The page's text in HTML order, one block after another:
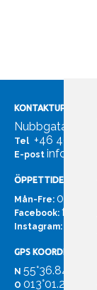
KONTAKTUPPGIFTER
Nubbgatan 7,
Tel +46
E-post
ÖPPETTIDER
Mån-Fre: 07:00 -
Facebook:
Instagram:
GPS KOORDINATER
N 55°36.847
O 013°01.255'